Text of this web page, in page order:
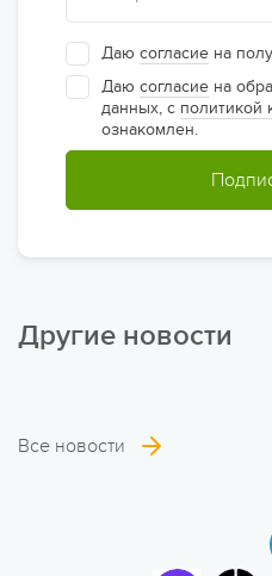
Даю согласие на
Даю согласие на
данных, с политикой
ознакомлен.
Другие новости
Все новости